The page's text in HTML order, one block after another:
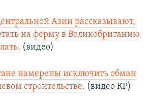
Азии рассказывают,
на ферму в Великобританию
(видео)
намерены исключить обман
строительстве. (видео КР)